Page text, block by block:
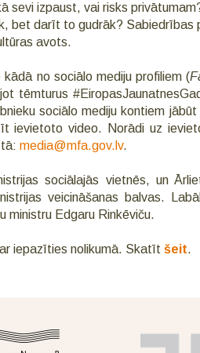
sevi izpaust, vai risks
bet darīt to gudrāk? Sabiedrības
avots.
no sociālo mediju profiliem (
tēmturus
sociālo mediju kontiem jābūt
ievietoto video. Norādi uz
media@mfa.gov.lv.
sociālajās vietnēs, un
veicināšanas balvas.
ministru Edgaru Rinkēviču.
iepazīties nolikumā. Skatīt šeit.